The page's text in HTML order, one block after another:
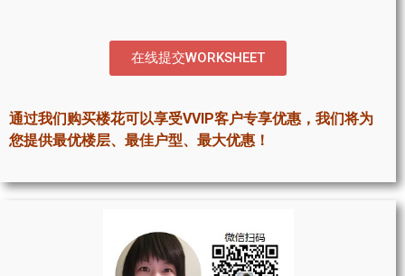
密西沙加社区介绍
奥克维尔楼花项目
在线提交WORKSHEET
通过我们购买楼花可以享受VVIP客户专享优惠，我们将为
您提供最优楼层、最佳户型、最大优惠！